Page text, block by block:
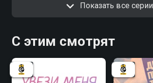
Показать все серии
С этим смотрят